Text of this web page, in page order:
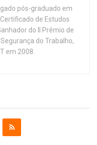
pós-graduado em
de Estudos
do II Prêmio de
do Trabalho,
em 2008.